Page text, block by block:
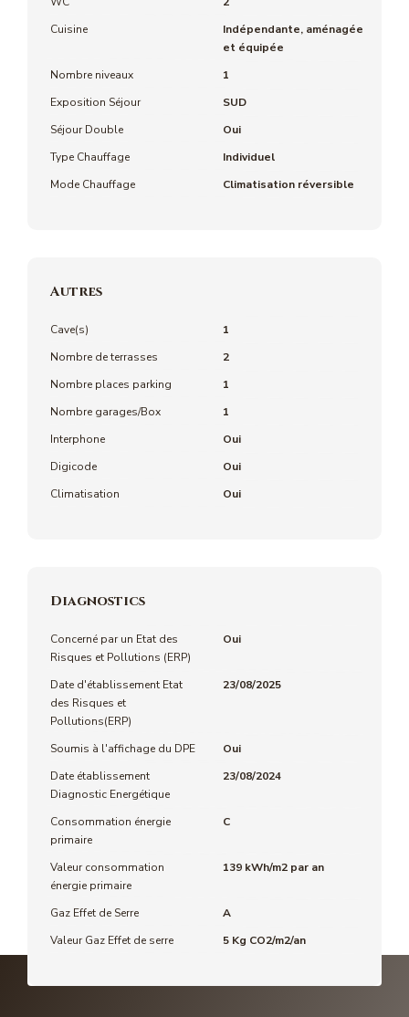
Cuisine
Indépendante, aménagée
et équipée
Nombre niveaux
1
Exposition Séjour
SUD
Séjour Double
Oui
Type Chauffage
Individuel
Mode Chauffage
Climatisation réversible
Autres
Cave(s)
1
Nombre de terrasses
2
Nombre places parking
1
Nombre garages/Box
1
Interphone
Oui
Digicode
Oui
Climatisation
Oui
Diagnostics
Concerné par un Etat des
Risques et Pollutions (ERP)
Oui
Date d'établissement Etat
des Risques et
Pollutions(ERP)
23/08/2025
Soumis à l'affichage du DPE
Oui
Date établissement
Diagnostic Energétique
23/08/2024
Consommation énergie
primaire
C
Valeur consommation
énergie primaire
139 kWh/m2 par an
Gaz Effet de Serre
A
Valeur Gaz Effet de serre
5 Kg CO2/m2/an